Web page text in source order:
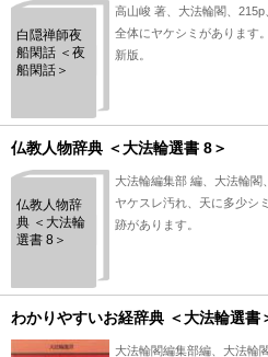
白隠禅師夜
船閑話 ＜夜
船閑話＞
高山峻 著、大法輪閣、215p
全体にヤケシミがあります
新版。
仏教人物辞典 ＜大法輪選書 8＞
仏教人物辞
典 ＜大法輪
選書 8＞
大法輪編集部 編、大法輪閣
ヤケスレ汚れ、天に多少シ
跡があります。
わかりやすいお経辞典 ＜大法輪選書
大法輪閣編集部編、大法輪